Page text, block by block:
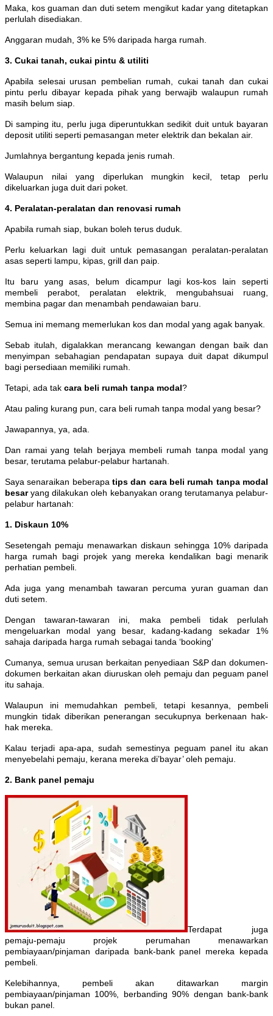
Maka, kos guaman dan duti setem mengikut kadar yang ditetapkan
perlulah disediakan.
Anggaran mudah, 3% ke 5% daripada harga rumah.
3. Cukai tanah, cukai pintu & utiliti
Apabila selesai urusan pembelian rumah, cukai tanah dan cukai
pintu perlu dibayar kepada pihak yang berwajib walaupun rumah
masih belum siap.
Di samping itu, perlu juga diperuntukkan sedikit duit untuk bayaran
deposit utiliti seperti pemasangan meter elektrik dan bekalan air.
Jumlahnya bergantung kepada jenis rumah.
Walaupun nilai yang diperlukan mungkin kecil, tetap perlu
dikeluarkan juga duit dari poket.
4. Peralatan-peralatan dan renovasi rumah
Apabila rumah siap, bukan boleh terus duduk.
Perlu keluarkan lagi duit untuk pemasangan peralatan-peralatan
asas seperti lampu, kipas, grill dan paip.
Itu baru yang asas, belum dicampur lagi kos-kos lain seperti
membeli perabot, peralatan elektrik, mengubahsuai ruang,
membina pagar dan menambah pendawaian baru.
Semua ini memang memerlukan kos dan modal yang agak banyak.
Sebab itulah, digalakkan merancang kewangan dengan baik dan
menyimpan sebahagian pendapatan supaya duit dapat dikumpul
bagi persediaan memiliki rumah.
Tetapi, ada tak cara beli rumah tanpa modal?
Atau paling kurang pun, cara beli rumah tanpa modal yang besar?
Jawapannya, ya, ada.
Dan ramai yang telah berjaya membeli rumah tanpa modal yang
besar, terutama pelabur-pelabur hartanah.
Saya senaraikan beberapa tips dan cara beli rumah tanpa modal
besaryang dilakukan oleh kebanyakan orang terutamanya pelabur-
pelabur hartanah:
1. Diskaun 10%
Sesetengah pemaju menawarkan diskaun sehingga 10% daripada
harga rumah bagi projek yang mereka kendalikan bagi menarik
perhatian pembeli.
Ada juga yang menambah tawaran percuma yuran guaman dan
duti setem.
Dengan tawaran-tawaran ini, maka pembeli tidak perlulah
mengeluarkan modal yang besar, kadang-kadang sekadar 1%
sahaja daripada harga rumah sebagai tanda ‘booking’
Cumanya, semua urusan berkaitan penyediaan S&P dan dokumen-
dokumen berkaitan akan diuruskan oleh pemaju dan peguam panel
itu sahaja.
Walaupun ini memudahkan pembeli, tetapi kesannya, pembeli
mungkin tidak diberikan penerangan secukupnya berkenaan hak-
hak mereka.
Kalau terjadi apa-apa, sudah semestinya peguam panel itu akan
menyebelahi pemaju, kerana mereka di’bayar’ oleh pemaju.
2. Bank panel pemaju
Terdapat juga
pemaju-pemaju projek perumahan menawarkan
pembiayaan/pinjaman daripada bank-bank panel mereka kepada
pembeli.
Kelebihannya, pembeli akan ditawarkan margin
pembiayaan/pinjaman 100%, berbanding 90% dengan bank-bank
bukan panel.